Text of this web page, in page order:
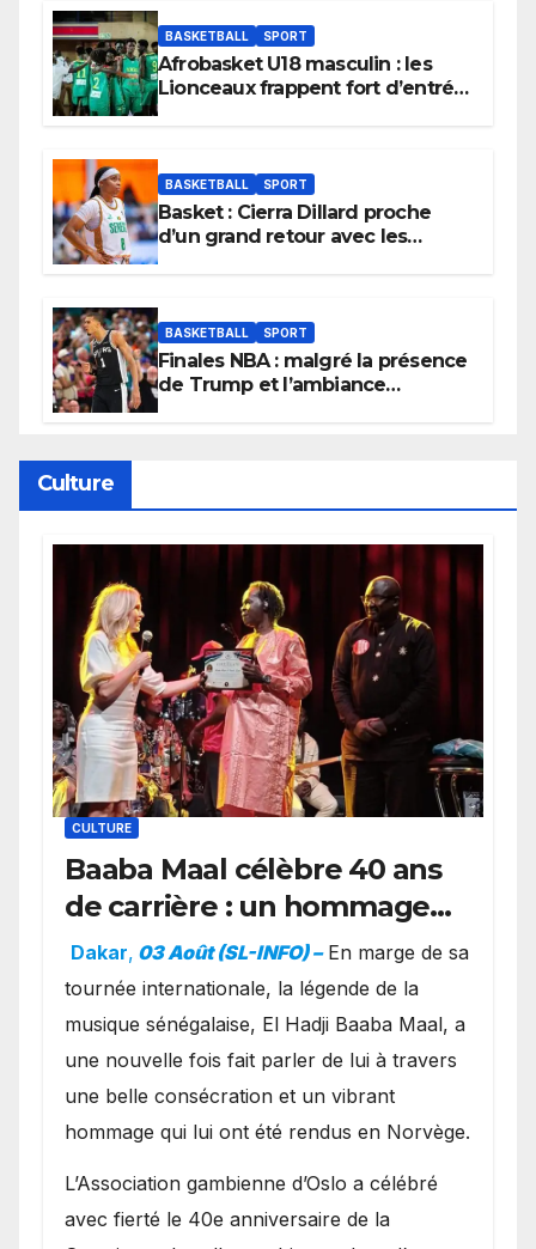
BASKETBALL SPORT
Afrobasket U18 masculin : les
Lionceaux frappent fort d’entrée
BASKETBALL SPORT
Basket : Cierra Dillard proche
d’un grand retour avec les
BASKETBALL SPORT
Finales NBA : malgré la présence
de Trump et l’ambiance
Culture
CULTURE
Baaba Maal célèbre 40 ans
de carrière : un hommage
exceptionnel à Oslo en
présence de la famille
royale.
Dakar, 03 Août (SL-INFO) – ​En marge de sa
tournée internationale, la légende de la
musique sénégalaise, El Hadji Baaba Maal, a
une nouvelle fois fait parler de lui à travers
une belle consécration et un vibrant
hommage qui lui ont été rendus en Norvège.
​L’Association gambienne d’Oslo a célébré
avec fierté le 40e anniversaire de la